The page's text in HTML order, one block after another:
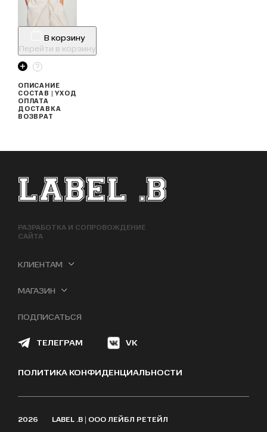
В корзину
Перейти в корзину
ОПИСАНИЕ
СОСТАВ | УХОД
ОПЛАТА
ДОСТАВКА
ВОЗВРАТ
ФУТЕР САЙТА
РАЗРАБОТКА И СОПРОВОЖДЕНИЕ
САЙТА
КЛИЕНТАМ
МАГАЗИН
ПОДПИСАТЬСЯ
ТЕЛЕГРАМ VK
2026 LABEL .B | ООО ЛЕЙБЛ РЕТЕЙЛ
ПОЛИТИКА КОНФИДЕНЦИАЛЬНОСТИ